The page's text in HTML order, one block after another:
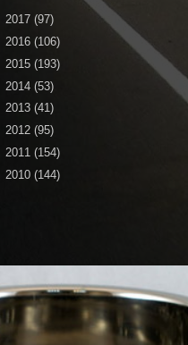
2017 (97)
2016 (106)
2015 (193)
2014 (53)
2013 (41)
2012 (95)
2011 (154)
2010 (144)